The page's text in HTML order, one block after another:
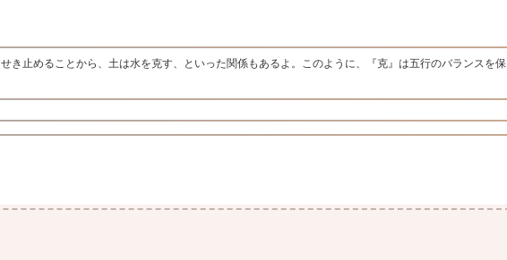
き止めることから、土は水を克す、といった関係もあるよ。このように、『克』は五行のバランスを保